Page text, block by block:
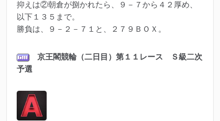
抑えは②朝倉が捌かれたら、９－７から４２厚め、
以下１３５まで。
勝負は、９－２－７１と、２７９ＢＯＸ。
京王閣競輪（二日目）第１１ レース Ｓ級二次
予選